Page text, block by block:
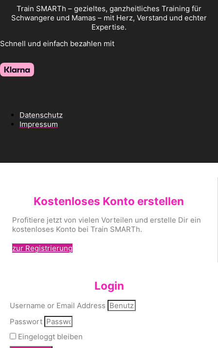
Train SMARTh – gezieltes, ganzheitliches Training für
Schwangere und Mamas – mit Herz, Verstand und echter
Expertise.
Schnell und einfach bezahlen mit
Datenschutz
Impressum
Kostenloses Konto erstellen
Profitiere jetzt von vielen Vorteilen und erstelle Dir ein
kostenloses Konto bei Train SMARTh.
zur Registrierung
Login
Username or Email Address
Passwort
Eingeloggt bleiben